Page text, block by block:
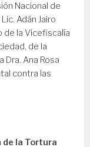
Nacional de
Adán Jairo
de la Vicefiscalía
de la
Dra. Ana Rosa
contra las
de la Tortura